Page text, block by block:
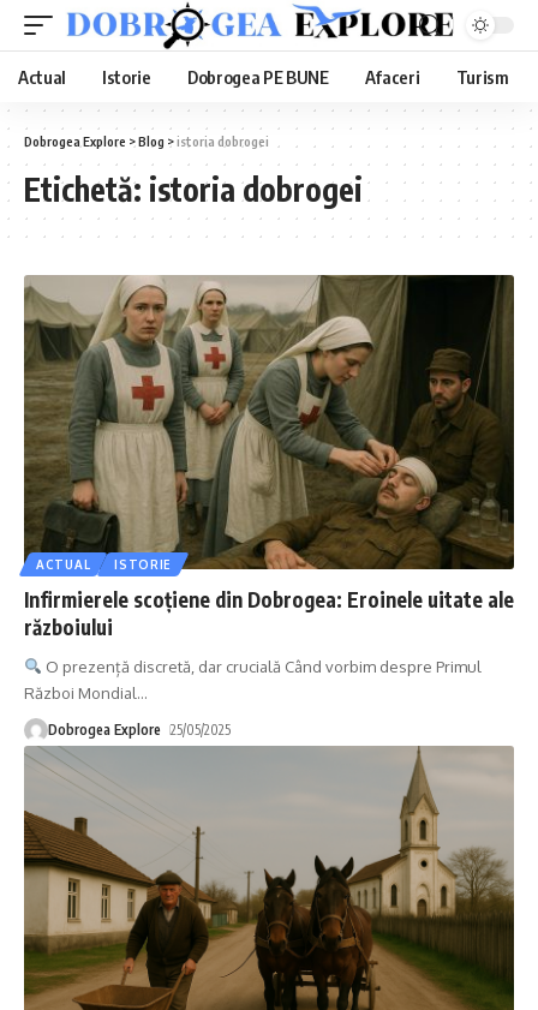
Actual Istorie Dobrogea PE BUNE Afaceri Turism
Dobrogea Explore >Blog >istoria dobrogei
Etichetă: istoria dobrogei
ACTUAL ISTORIE
Infirmierele scoțiene din Dobrogea: Eroinele uitate ale
războiului
O prezență discretă, dar crucială Când vorbim despre Primul
Război Mondial…
Dobrogea Explore 25/05/2025